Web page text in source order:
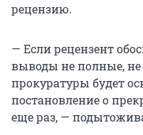
рецензию.
— Если рецензент
выводы не полные, не
прокуратуры будет
постановление о
еще раз, —